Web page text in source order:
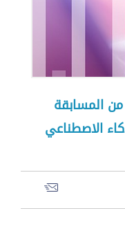
المسابقة
الاصطناعي